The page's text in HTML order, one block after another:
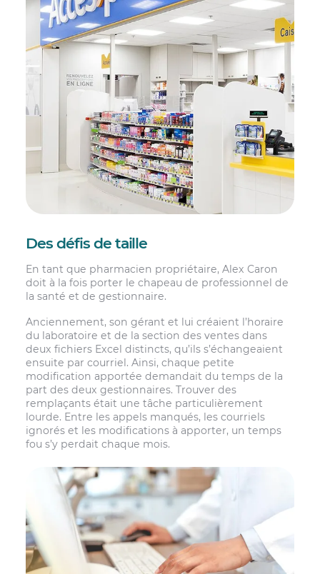
Des défis de taille
En tant que pharmacien propriétaire, Alex Caron
doit à la fois porter le chapeau de professionnel de
la santé et de gestionnaire.
Anciennement, son gérant et lui créaient l’horaire
du laboratoire et de la section des ventes dans
deux fichiers Excel distincts, qu’ils s’échangeaient
ensuite par courriel. Ainsi, chaque petite
modification apportée demandait du temps de la
part des deux gestionnaires. Trouver des
remplaçants était une tâche particulièrement
lourde. Entre les appels manqués, les courriels
ignorés et les modifications à apporter, un temps
fou s’y perdait chaque mois.